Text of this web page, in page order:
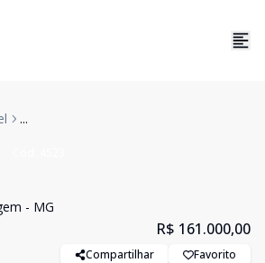
...
- MG
R$ 161.000,00
Compartilhar Favorito